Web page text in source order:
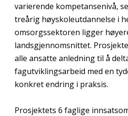
varierende kompetansenivå,
treårig høyskoleutdannelse i
omsorgssektoren ligger
landsgjennomsnittet.
alle ansatte anledning til å
fagutviklingsarbeid med en
konkret endring i praksis.
Prosjektets 6 faglige